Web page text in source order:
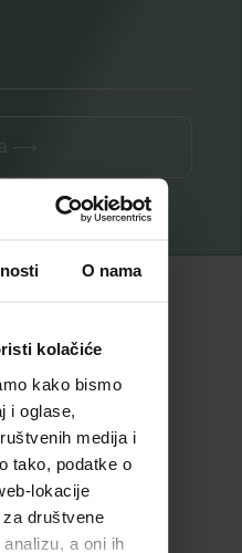
O nama
kolačiće
kako bismo
i oglase,
medija i
tako, podatke o
lokacije
društvene
a oni ih
⟶